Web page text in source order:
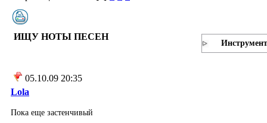
ИЩУ НОТЫ ПЕСЕН
05.10.09 20:35
Lola
Пока еще застенчивый